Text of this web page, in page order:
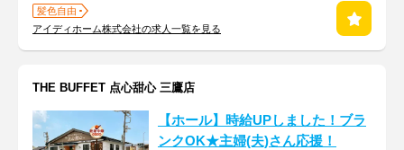
髪色自由
アイディホーム株式会社の求人一覧を見る
THE BUFFET 点心甜心 三鷹店
【ホール】時給UPしました！ブラ
ンクOK★主婦(夫)さん応援！